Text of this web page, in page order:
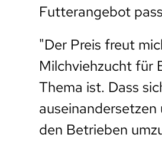
Futterangebot
"Der Preis freut
Milchviehzucht für
Thema ist. Dass
den Betrieben